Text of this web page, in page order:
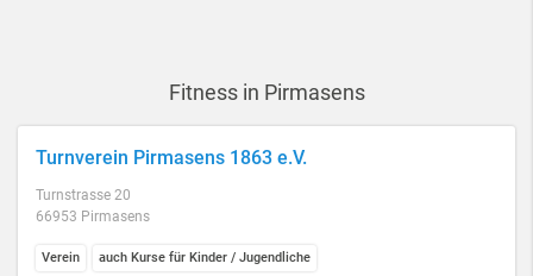
Fitness in Pirmasens
Turnverein Pirmasens 1863 e.V.
Turnstrasse 20
66953 Pirmasens
Verein auch Kurse für Kinder / Jugendliche